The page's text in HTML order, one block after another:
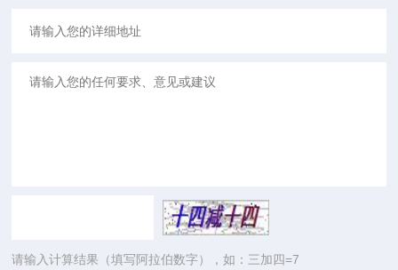
请输入计算结果（填写阿拉伯数字），如：三加四=7